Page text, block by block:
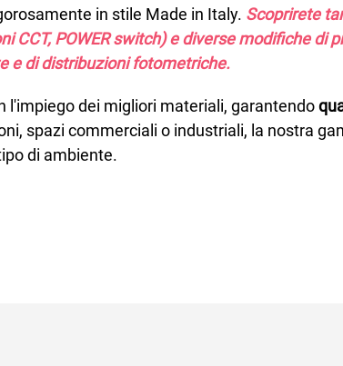
in stile Made in Italy. Scoprirete
CCT, POWER switch) e diverse modifiche di
e di distribuzioni fotometriche.
l'impiego dei migliori materiali, garantendo
spazi commerciali o industriali, la nostra
di ambiente.